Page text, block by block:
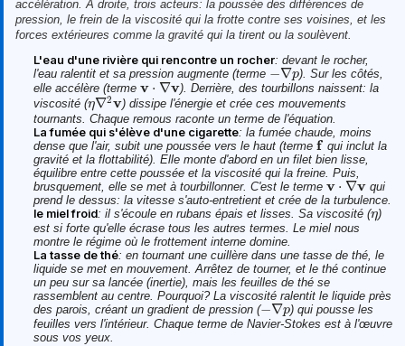
accélération. À droite, trois acteurs: la poussée des différences de
pression, le frein de la viscosité qui la frotte contre ses voisines, et les
forces extérieures comme la gravité qui la tirent ou la soulèvent.
L'eau d'une rivière qui rencontre un rocher: devant le rocher,
l'eau ralentit et sa pression augmente (terme −∇p
−∇p
). Sur les côtés,
elle accélère (terme v ⋅ ∇v
v⋅ ∇ v
). Derrière, des tourbillons naissent: la
viscosité (η∇2v
η∇2v
) dissipe l'énergie et crée ces mouvements
tournants. Chaque remous raconte un terme de l'équation.
La fumée qui s'élève d'une cigarette: la fumée chaude, moins
dense que l'air, subit une poussée vers le haut (terme f
f qui inclut la
gravité et la flottabilité). Elle monte d'abord en un filet bien lisse,
équilibre entre cette poussée et la viscosité qui la freine. Puis,
brusquement, elle se met à tourbillonner. C'est le terme v ⋅ ∇v
v⋅ ∇ v
qui
prend le dessus: la vitesse s'auto-entretient et crée de la turbulence.
le miel froid: il s'écoule en rubans épais et lisses. Sa viscosité (η
η)
est si forte qu'elle écrase tous les autres termes. Le miel nous
montre le régime où le frottement interne domine.
La tasse de thé: en tournant une cuillère dans une tasse de thé, le
liquide se met en mouvement. Arrêtez de tourner, et le thé continue
un peu sur sa lancée (inertie), mais les feuilles de thé se
rassemblent au centre. Pourquoi? La viscosité ralentit le liquide près
des parois, créant un gradient de pression (−∇p
−∇p
) qui pousse les
feuilles vers l'intérieur. Chaque terme de Navier-Stokes est à l'œuvre
sous vos yeux.